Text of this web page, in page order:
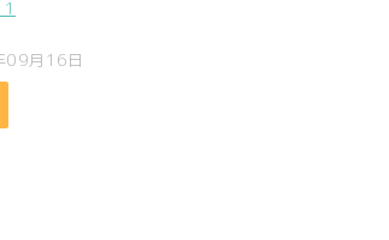
09月16日